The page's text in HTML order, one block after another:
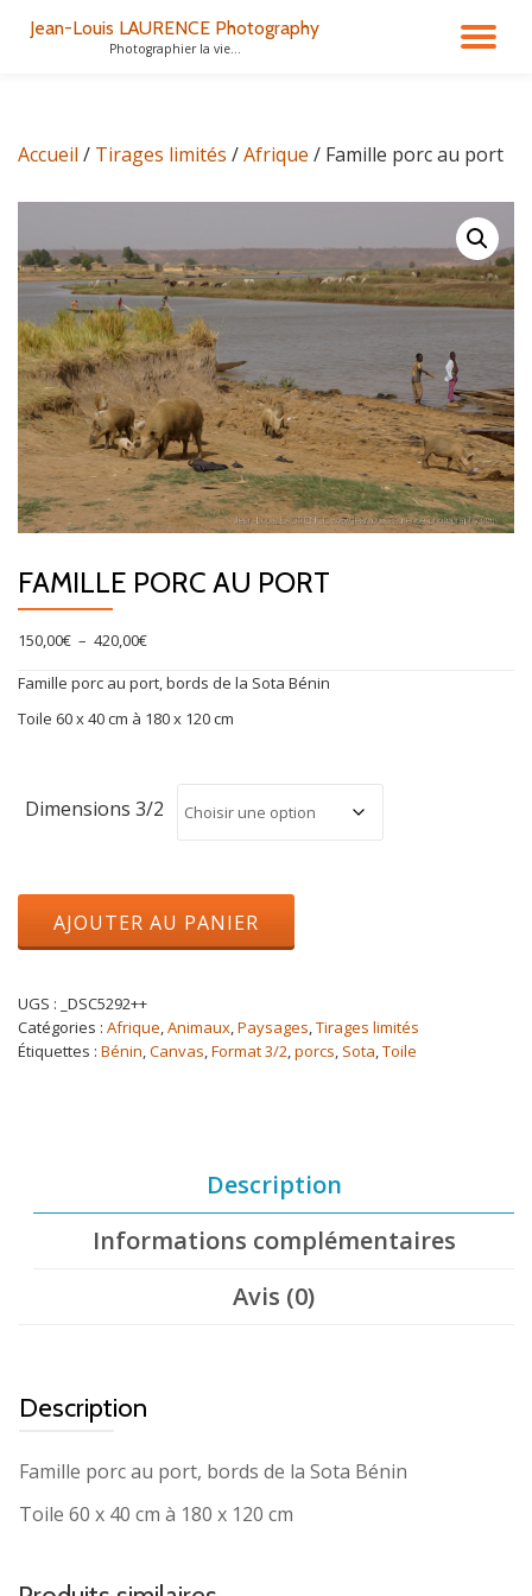
Jean-Louis LAURENCE Photography
Photographier la vie...
Accueil / Tirages limités /Afrique / Famille porc au port
FAMILLE PORC AU PORT
150,00€ – 420,00€Plage
prix :
150,00€
Famille porc au port, bords de la Sota Bénin
Toile 60 x 40 cm à 180 x 120 cm
Dimensions 3/2
Famille
au
port
AJOUTER AU PANIER
UGS : _DSC5292++
Catégories : Afrique,Animaux,Paysages,Tirages limités
Étiquettes : Bénin,Canvas,Format 3/2,porcs, Sota,Toile
Description
Informations complémentaires
Avis (0)
Description
Famille porc au port, bords de la Sota Bénin
Toile 60 x 40 cm à 180 x 120 cm